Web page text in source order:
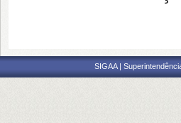
SIGAA |